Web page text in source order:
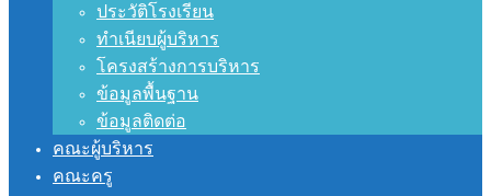
ประวัติโรงเรียน
ทำเนียบผู้บริหาร
โครงสร้างการบริหาร
ข้อมูลพื้นฐาน
ข้อมูลติดต่อ
คณะผู้บริหาร
คณะครู